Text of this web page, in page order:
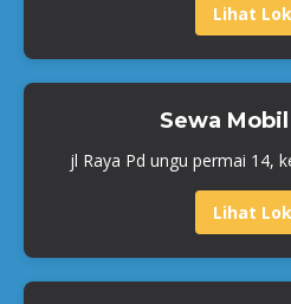
Lihat
Sewa
jl Raya Pd ungu permai 14,
Lihat